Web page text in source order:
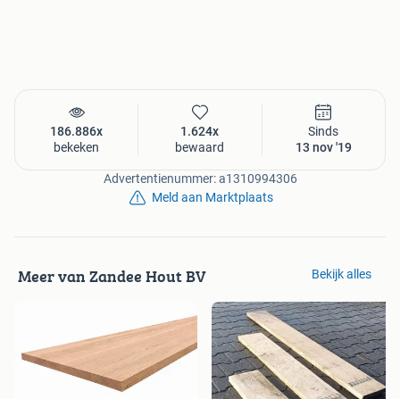
186.886x
bekeken
1.624x
bewaard
Sinds
13 nov '19
Advertentienummer: a1310994306
Meld aan Marktplaats
Meer van Zandee Hout BV Bekijk alles